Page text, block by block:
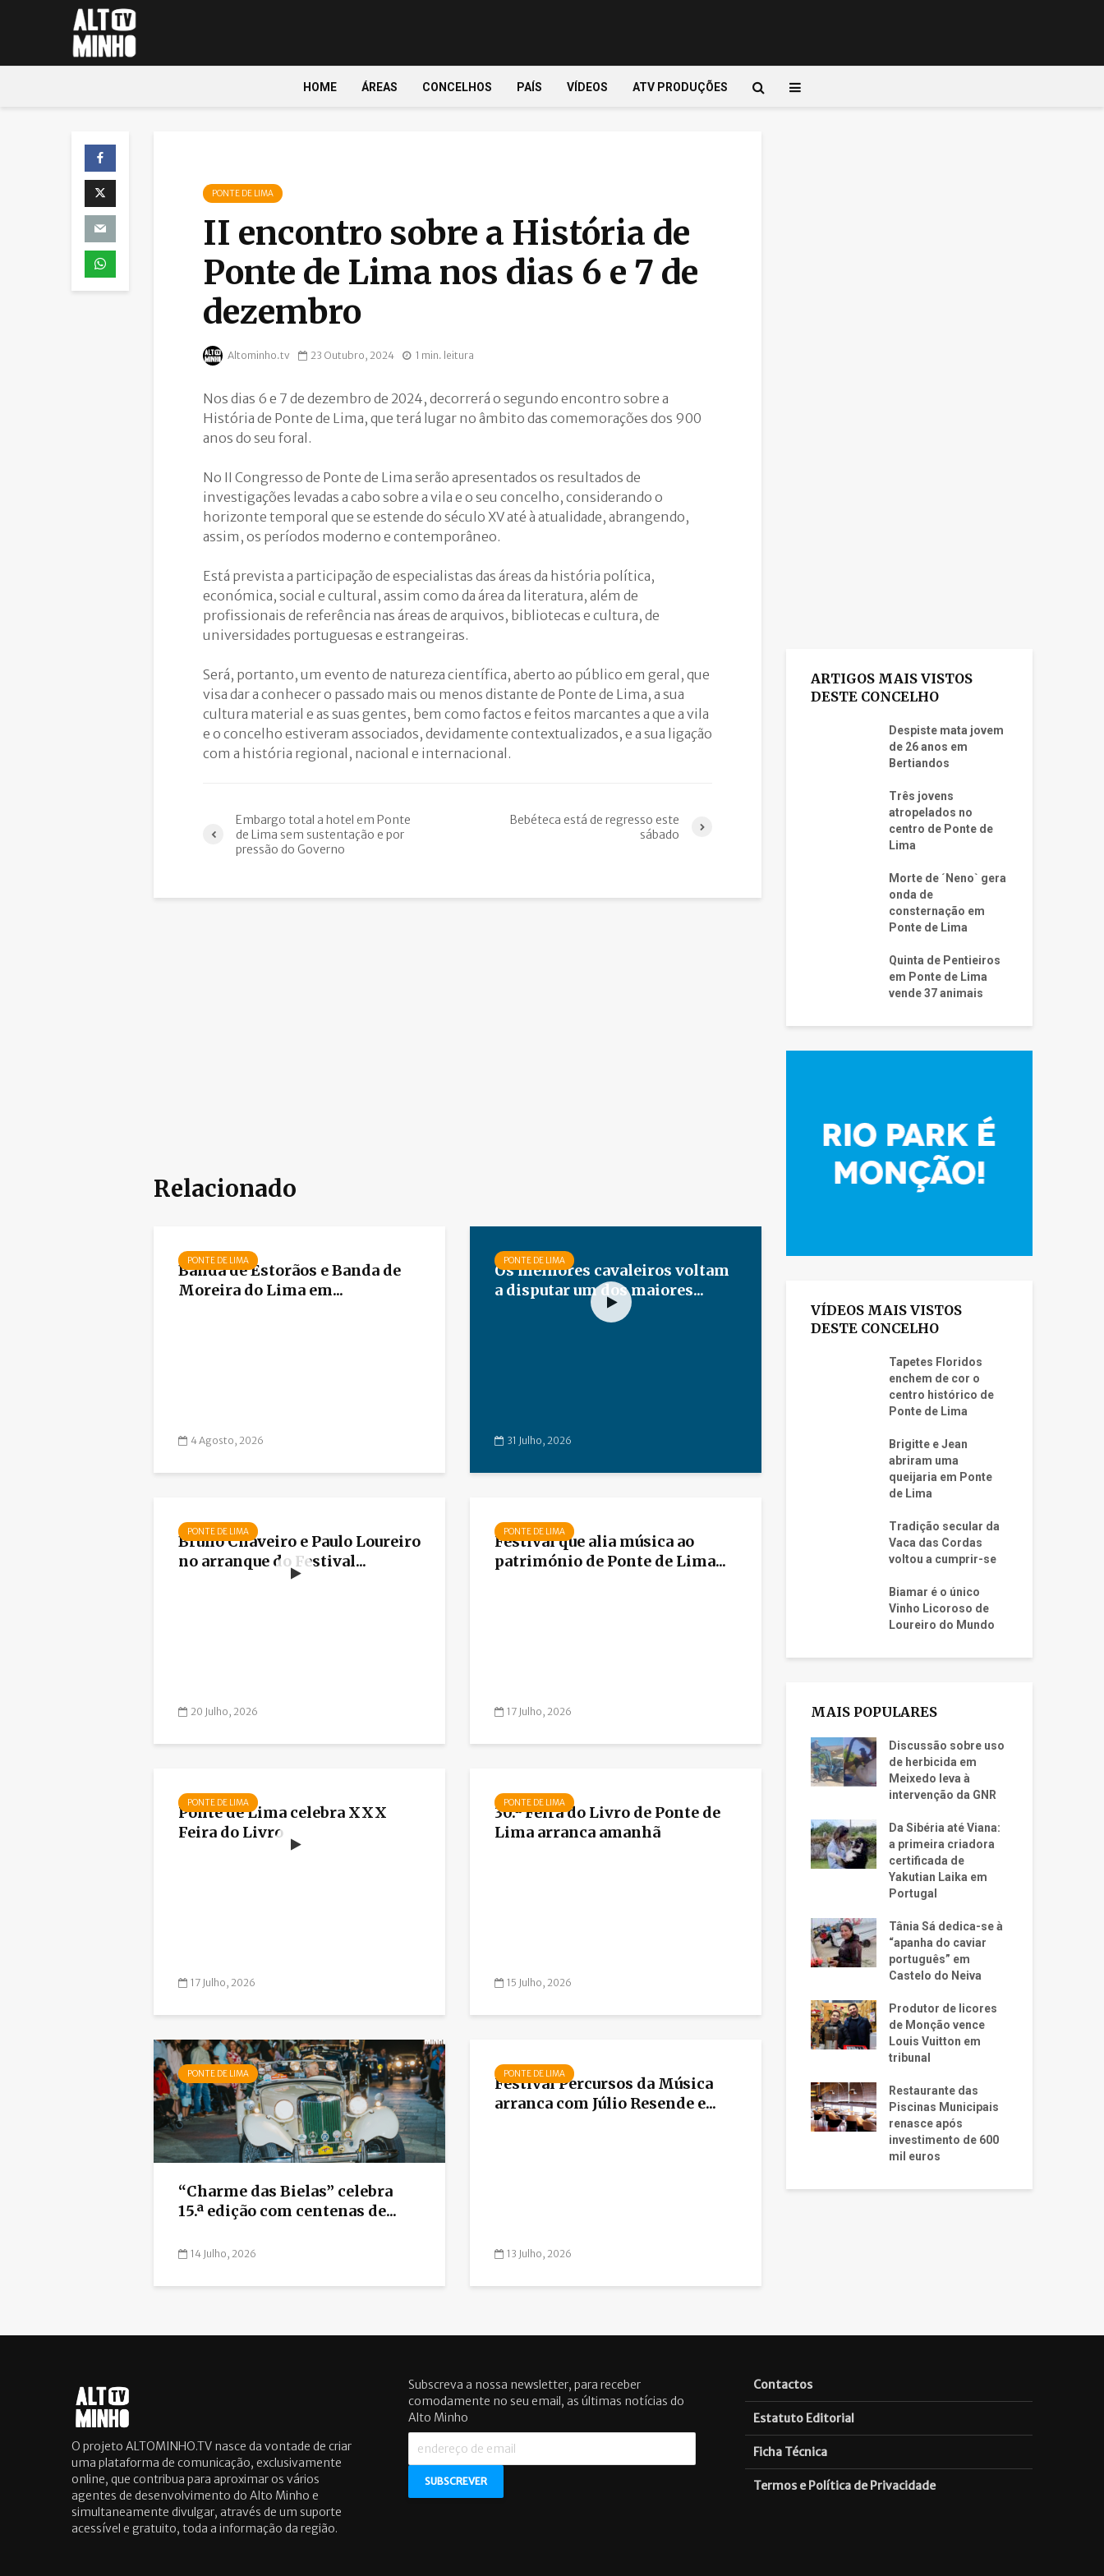
HOME ÁREAS CONCELHOS PAÍS VÍDEOS ATV PRODUÇÕES
PONTE DE LIMA
II encontro sobre a História de
Ponte de Lima nos dias 6 e 7 de
dezembro
Altominho.tv 23 Outubro, 2024 1 min. leitura
Nos dias 6 e 7 de dezembro de 2024, decorrerá o segundo encontro sobre a
História de Ponte de Lima, que terá lugar no âmbito das comemorações dos 900
anos do seu foral.
No II Congresso de Ponte de Lima serão apresentados os resultados de
investigações levadas a cabo sobre a vila e o seu concelho, considerando o
horizonte temporal que se estende do século XV até à atualidade, abrangendo,
assim, os períodos moderno e contemporâneo.
Está prevista a participação de especialistas das áreas da história política,
económica, social e cultural, assim como da área da literatura, além de
profissionais de referência nas áreas de arquivos, bibliotecas e cultura, de
universidades portuguesas e estrangeiras.
Será, portanto, um evento de natureza científica, aberto ao público em geral, que
visa dar a conhecer o passado mais ou menos distante de Ponte de Lima, a sua
cultura material e as suas gentes, bem como factos e feitos marcantes a que a vila
e o concelho estiveram associados, devidamente contextualizados, e a sua ligação
com a história regional, nacional e internacional.
Embargo total a hotel em Ponte
de Lima sem sustentação e por
pressão do Governo
Bebéteca está de regresso este
sábado
Relacionado
PONTE DE LIMA
Banda de Estorãos e Banda de
Moreira do Lima em...
4 Agosto, 2026
PONTE DE LIMA
Os melhores cavaleiros voltam
a disputar um dos maiores...
31 Julho, 2026
PONTE DE LIMA
Bruno Chaveiro e Paulo Loureiro
no arranque do Festival...
20 Julho, 2026
PONTE DE LIMA
Festival que alia música ao
património de Ponte de Lima...
17 Julho, 2026
PONTE DE LIMA
Ponte de Lima celebra XXX
Feira do Livro
17 Julho, 2026
PONTE DE LIMA
30.ª Feira do Livro de Ponte de
Lima arranca amanhã
15 Julho, 2026
PONTE DE LIMA
“Charme das Bielas” celebra
15.ª edição com centenas de...
14 Julho, 2026
PONTE DE LIMA
Festival Percursos da Música
arranca com Júlio Resende e...
13 Julho, 2026
ARTIGOS MAIS VISTOS
DESTE CONCELHO
Despiste mata jovem
de 26 anos em
Bertiandos
Três jovens
atropelados no
centro de Ponte de
Lima
Morte de ´Neno` gera
onda de
consternação em
Ponte de Lima
Quinta de Pentieiros
em Ponte de Lima
vende 37 animais
VÍDEOS MAIS VISTOS
DESTE CONCELHO
Tapetes Floridos
enchem de cor o
centro histórico de
Ponte de Lima
Brigitte e Jean
abriram uma
queijaria em Ponte
de Lima
Tradição secular da
Vaca das Cordas
voltou a cumprir-se
Biamar é o único
Vinho Licoroso de
Loureiro do Mundo
MAIS POPULARES
Discussão sobre uso
de herbicida em
Meixedo leva à
intervenção da GNR
Da Sibéria até Viana:
a primeira criadora
certificada de
Yakutian Laika em
Portugal
Tânia Sá dedica-se à
“apanha do caviar
português” em
Castelo do Neiva
Produtor de licores
de Monção vence
Louis Vuitton em
tribunal
Restaurante das
Piscinas Municipais
renasce após
investimento de 600
mil euros
O projeto ALTOMINHO.TV nasce da vontade de criar
uma plataforma de comunicação, exclusivamente
online, que contribua para aproximar os vários
agentes de desenvolvimento do Alto Minho e
simultaneamente divulgar, através de um suporte
acessível e gratuito, toda a informação da região.
Subscreva a nossa newsletter, para receber
comodamente no seu email, as últimas notícias do
Alto Minho
Contactos
Estatuto Editorial
Ficha Técnica
Termos e Política de Privacidade